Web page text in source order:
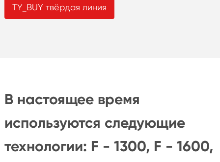
TY_BUY твёрдая линия
В настоящее время
используются следующие
технологии: F - 1300, F - 1600,